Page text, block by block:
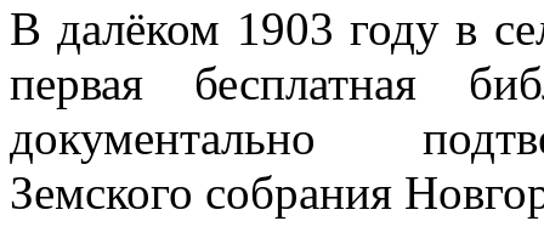
В далёком 1903 году в
первая бесплатная
документально
Земского собрания